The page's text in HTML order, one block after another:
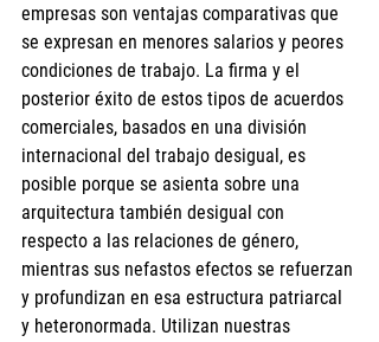
empresas son ventajas comparativas que
se expresan en menores salarios y peores
condiciones de trabajo. La firma y el
posterior éxito de estos tipos de acuerdos
comerciales, basados en una división
internacional del trabajo desigual, es
posible porque se asienta sobre una
arquitectura también desigual con
respecto a las relaciones de género,
mientras sus nefastos efectos se refuerzan
y profundizan en esa estructura patriarcal
y heteronormada. Utilizan nuestras